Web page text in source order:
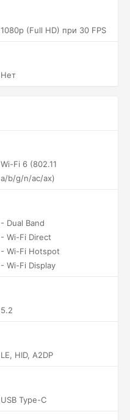
1080p (Full HD) при 30 FPS
Нет
Wi-Fi 6 (802.11
a/b/g/n/ac/ax)
- Dual Band
- Wi-Fi Direct
- Wi-Fi Hotspot
- Wi-Fi Display
5.2
LE, HID, A2DP
USB Type-C